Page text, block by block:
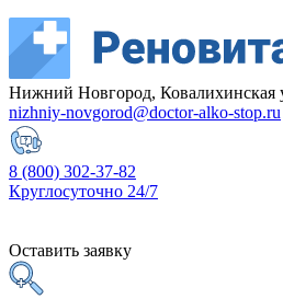
Нижний Новгород, Ковалихинская
nizhniy-novgorod@doctor-alko-stop.ru
8 (800) 302-37-82
Круглосуточно 24/7
Оставить заявку